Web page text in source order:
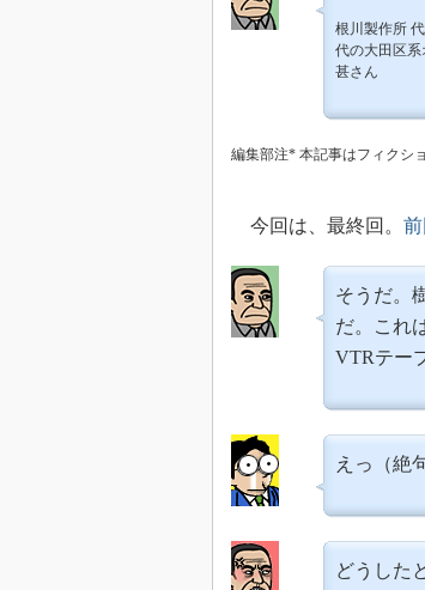
根川製作所
代の大田区系
甚さん
編集部注* 本記事はフィクシ
今回は、最終回。 前
そうだ。
だ。これ
VTRテー
えっ（絶
どうした